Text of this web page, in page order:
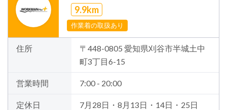
9.9km
作業着の取扱あり
住所
〒448-0805 愛知県刈谷市半城土中
町3丁目6-15
営業時間 7:00 - 20:00
定休日 7月28日・8月13日・14日・25日